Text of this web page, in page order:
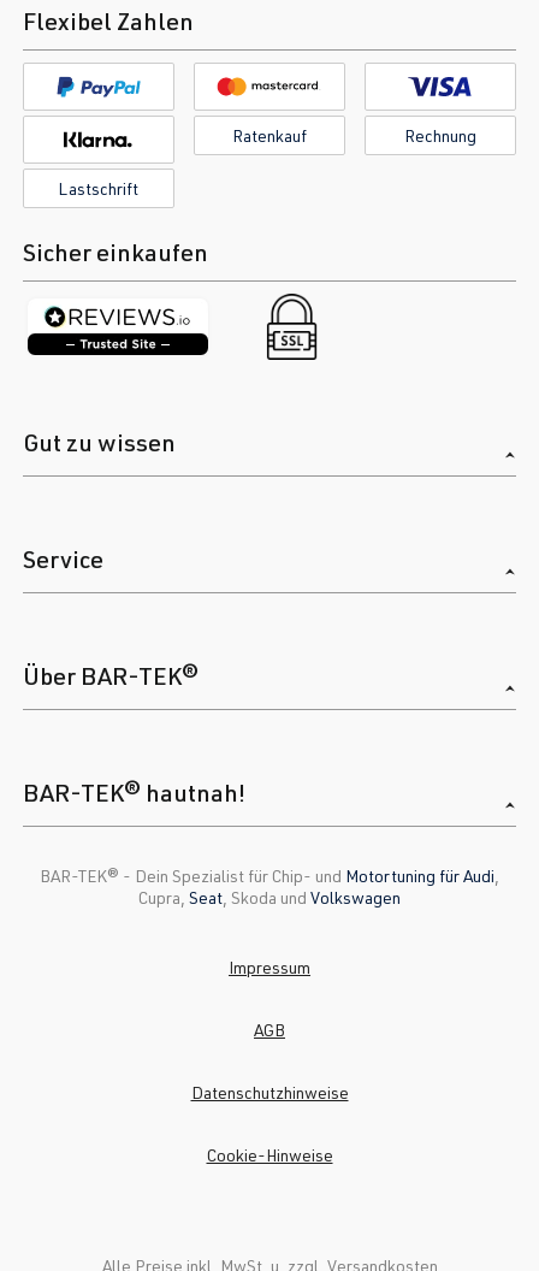
Flexibel Zahlen
Ratenkauf Rechnung
Lastschrift
Sicher einkaufen
Gut zu wissen
Service
Über BAR-TEK®
BAR-TEK® hautnah!
BAR-TEK®️ - Dein Spezialist für Chip- und Motortuning für Audi
Cupra, Seat , Skoda und Volkswagen
Alle Preise inkl. MwSt. u. zzgl. Versandkosten
Impressum
AGB
Datenschutzhinweise
Cookie-Hinweise